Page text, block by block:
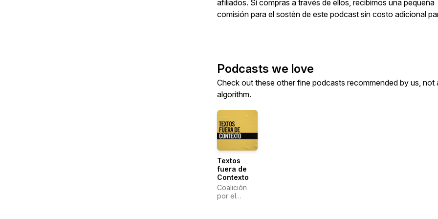
afiliados. Si compras a través de ellos, recibimos una pequeña
comisión para el sostén de este podcast sin costo adicional
Podcasts we love
Check out these other fine podcasts recommended by us, not
algorithm.
Textos
fuera de
Contexto
Coalición
por el